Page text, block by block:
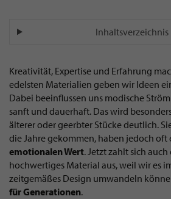
Inhaltsverzeichnis
Kreativität, Expertise und Erfahrung
edelsten Materialien geben wir Ideen
Dabei beeinflussen uns modische
sanft und dauerhaft. Das wird
älterer oder geerbter Stücke deutlich.
die Jahre gekommen, haben jedoch oft
emotionalen Wert. Jetzt zahlt sich
hochwertiges Material aus, weil wir es
zeitgemäßes Design umwandeln
für Generationen.